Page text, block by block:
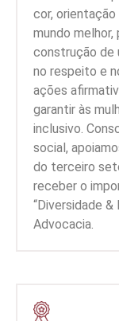
cor,
mundo
construção de
no respeito e
ações
garantir às
inclusivo.
social,
do terceiro
receber o
“Diversidade &
Advocacia.